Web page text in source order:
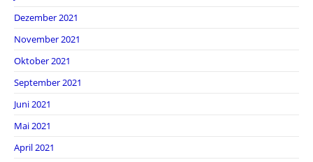
Dezember 2021
November 2021
Oktober 2021
September 2021
Juni 2021
Mai 2021
April 2021